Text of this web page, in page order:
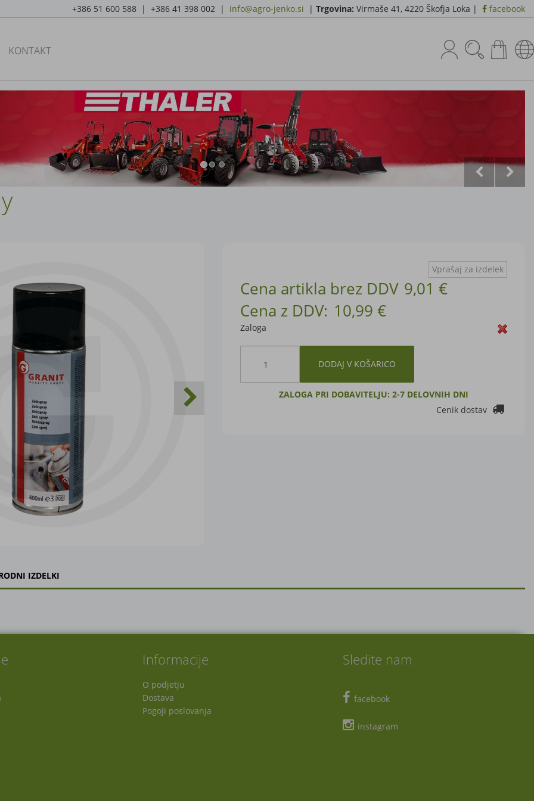
+386 51 600 588 | +386 41 398 002 | info@agro-jenko.si | Trgovina: Virmaše 41, 4220 Škofja Loka | facebook
KONTAKT
Vprašaj za izdelek
Cena artikla brez DDV 9,01 €
Cena z DDV: 10,99 €
Zaloga
DODAJ V KOŠARICO
ZALOGA PRI DOBAVITELJU: 2-7 DELOVNIH DNI
Cenik dostav
IZDELKI
Informacije
O podjetju
Dostava
Pogoji poslovanja
Sledite nam
facebook
instagram